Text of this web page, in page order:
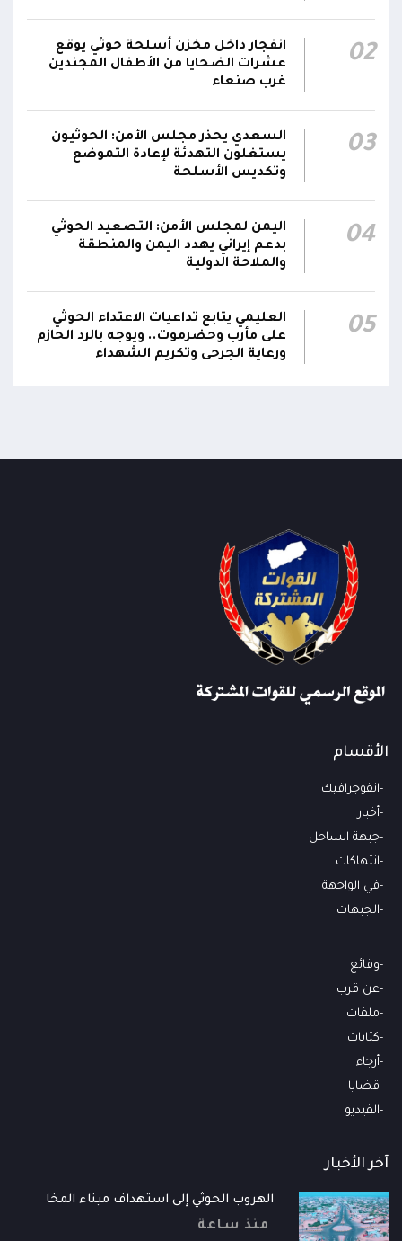
02
انفجار داخل مخزن أسلحة حوثي يوقع
عشرات الضحايا من الأطفال المجندين
غرب صنعاء
03
السعدي يحذر مجلس الأمن: الحوثيون
يستغلون التهدئة لإعادة التموضع
وتكديس الأسلحة
04
اليمن لمجلس الأمن: التصعيد الحوثي
بدعم إيراني يهدد اليمن والمنطقة
والملاحة الدولية
05
العليمي يتابع تداعيات الاعتداء الحوثي
على مأرب وحضرموت.. ويوجه بالرد الحازم
ورعاية الجرحى وتكريم الشهداء
الأقسام
انفوجرافيك
أخبار
جبهة الساحل
انتهاكات
في الواجهة
الجبهات
وقائع
عن قرب
ملفات
كتابات
أرجاء
قضايا
الفيديو
آخر الأخبار
الهروب الحوثي إلى استهداف ميناء المخا
منذ ساعة